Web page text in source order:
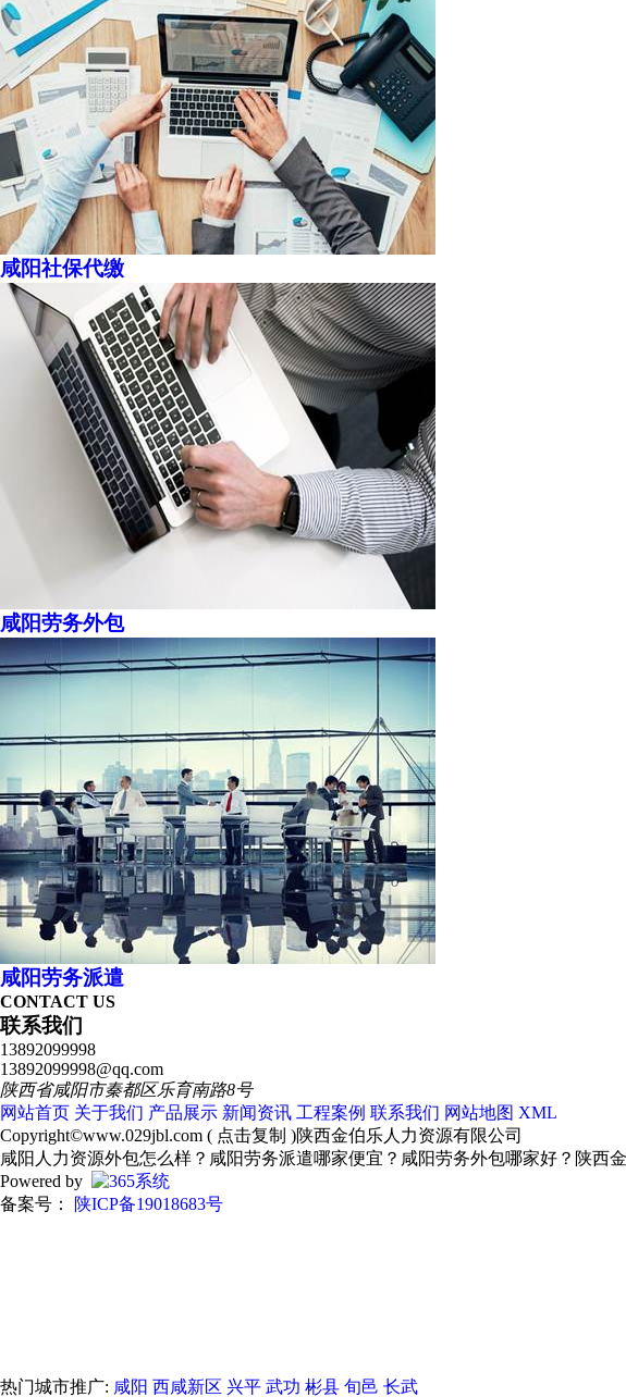
咸阳社保代缴
咸阳劳务外包
咸阳劳务派遣
CONTACT US
联系我们
13892099998
13892099998@qq.com
陕西省咸阳市秦都区乐育南路8号
网站首页 关于我们 产品展示 新闻资讯 工程案例 联系我们 网站地图 XML
Copyright©www.029jbl.com ( 点击复制 )陕西金伯乐人力资源有限公司
咸阳人力资源外包怎么样？咸阳劳务派遣哪家便宜？咸阳劳务外包哪家好？陕
Powered by
备案号：
陕ICP备19018683号
热门城市推广: 咸阳 西咸新区 兴平 武功 彬县 旬邑 长武